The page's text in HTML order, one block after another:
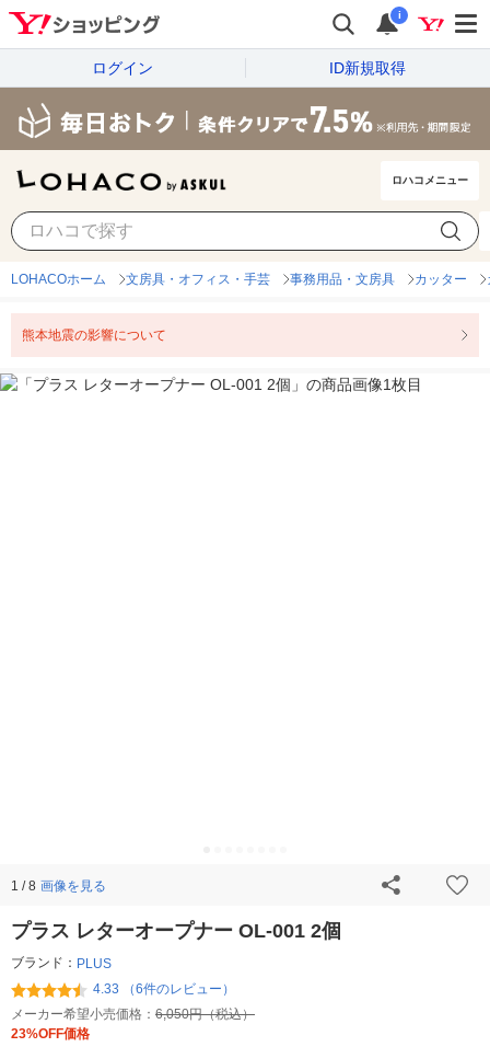
i
ログイン ID新規取得
ロハコメニュー
LOHACOホーム 文房具・オフィス・手芸 事務用品・文房具 カッター
熊本地震の影響について
1 / 8 画像を見る
プラス レターオープナー OL-001 2個
ブランド： PLUS
4.33 （6件のレビュー）
メーカー希望小売価格： 6,050円（税込）
23%OFF価格